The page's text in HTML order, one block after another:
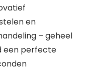
en
– geheel
een perfecte